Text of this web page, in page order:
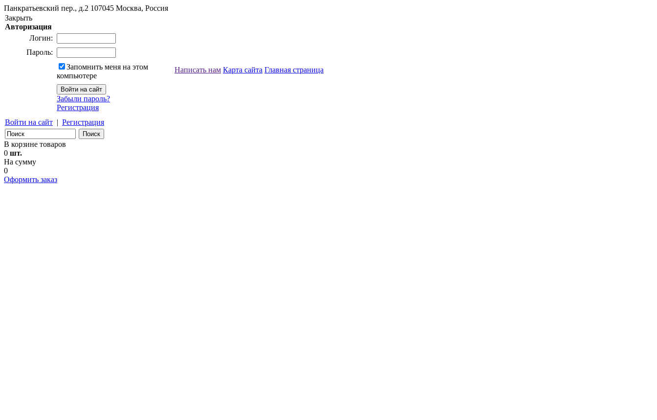
Панкратьевский пер., д.2 107045 Москва, Россия
Закрыть
Авторизация
Логин:
Пароль:
Запомнить меня на этом
компьютере
Забыли пароль?
Регистрация
Войти на сайт | Регистрация
Написать нам Карта сайта Главная страница
В корзине товаров
0 шт.
На сумму
0
Оформить заказ